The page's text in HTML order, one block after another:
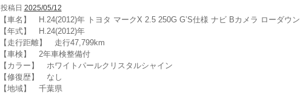
投稿日 2025/05/12
【車名】 H.24(2012)年 トヨタ マークX 2.5 250G G’S仕様 ナビ Bカメラ ローダウン
【年式】 H.24(2012)年
【走行距離】 走行47,799km
【車検】 2年車検整備付
【カラー】 ホワイトパールクリスタルシャイン
【修復歴】 なし
【地域】 千葉県